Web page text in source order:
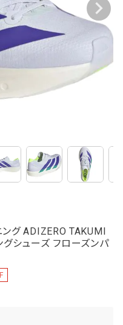
グ ADIZERO TAKUMI
シューズ フローズンパ